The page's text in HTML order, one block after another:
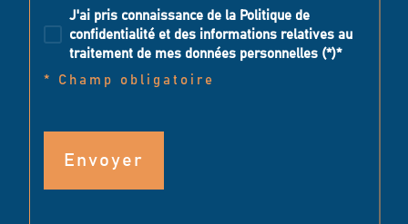
J'ai pris connaissance de la Politique de
confidentialité et des informations relatives au
traitement de mes données personnelles (*)*
* Champ obligatoire
Envoyer